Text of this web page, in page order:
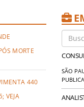
MORTE
440
VEJA
SÃO